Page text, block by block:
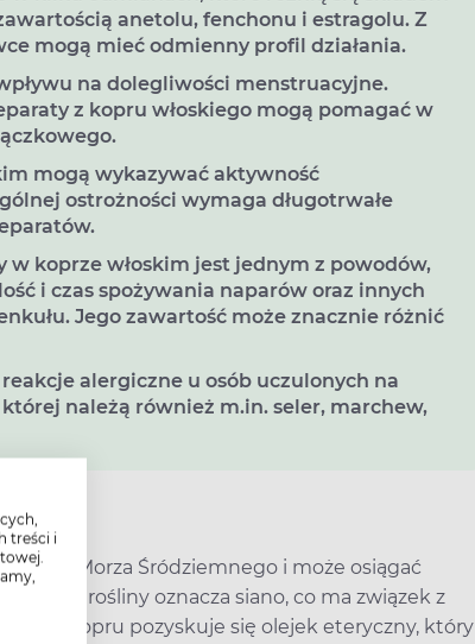
treści i
anetolu, fenchonu i estragolu. Z
mogą mieć odmienny profil działania.
na dolegliwości menstruacyjne.
z kopru włoskiego mogą pomagać w
mogą wykazywać aktywność
ostrożności wymaga długotrwałe
koprze włoskim jest jednym z powodów,
i czas spożywania naparów oraz innych
Jego zawartość może znacznie różnić
alergiczne u osób uczulonych na
należą również m.in. seler, marchew,
Morza Śródziemnego i może osiągać
tej rośliny oznacza siano, co ma związek z
kopru pozyskuje się olejek eteryczny, który